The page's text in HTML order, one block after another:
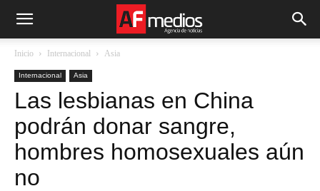
Inicio Internacional Asia
Internacional Asia
Las lesbianas en China
podrán donar sangre,
hombres homosexuales aún
no